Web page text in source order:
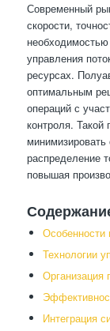
Современный
скорости,
управления
ресурсах.
оптимальным
операций с
контроля. Такой
распределение
повышая
Особенности
Технологии
Организация
Интеграция